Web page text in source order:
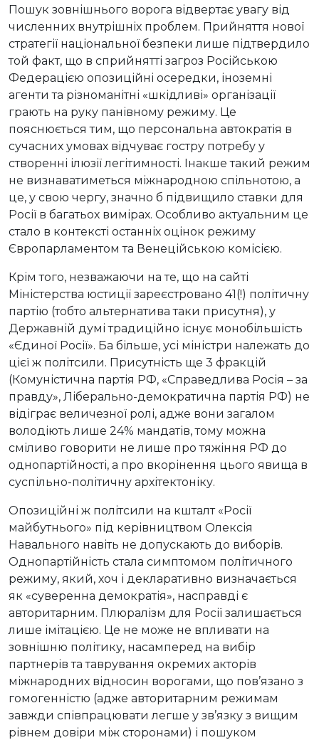
Пошук зовнішнього ворога відвертає увагу від
численних внутрішніх проблем. Прийняття нової
стратегії національної безпеки лише підтвердило
той факт, що в сприйнятті загроз Російською
Федерацією опозиційні осередки, іноземні
агенти та різноманітні «шкідливі» організації
грають на руку панівному режиму. Це
пояснюється тим, що персональна автократія в
сучасних умовах відчуває гостру потребу у
створенні ілюзії легітимності. Інакше такий режим
не визнаватиметься міжнародною спільнотою, а
це, у свою чергу, значно б підвищило ставки для
Росії в багатьох вимірах. Особливо актуальним це
стало в контексті останніх оцінок режиму
Європарламентом та Венеційською комісією.
Крім того, незважаючи на те, що на сайті
Міністерства юстиції зареєстровано 41(!) політичну
партію (тобто альтернатива таки присутня), у
Державній думі традиційно існує монобільшість
«Єдиної Росії». Ба більше, усі міністри належать до
цієї ж політсили. Присутність ще 3 фракцій
(Комуністична партія РФ, «Справедлива Росія – за
правду», Ліберально-демократична партія РФ) не
відіграє величезної ролі, адже вони загалом
володіють лише 24% мандатів, тому можна
сміливо говорити не лише про тяжіння РФ до
однопартійності, а про вкорінення цього явища в
суспільно-політичну архітектоніку.
Опозиційні ж політсили на кшталт «Росії
майбутнього» під керівництвом Олексія
Навального навіть не допускають до виборів.
Однопартійність стала симптомом політичного
режиму, який, хоч і декларативно визначається
як «суверенна демократія», насправді є
авторитарним. Плюралізм для Росії залишається
лише імітацією. Це не може не впливати на
зовнішню політику, насамперед на вибір
партнерів та таврування окремих акторів
міжнародних відносин ворогами, що пов’язано з
гомогенністю (адже авторитарним режимам
завжди співпрацювати легше у зв’язку з вищим
рівнем довіри між сторонами) і пошуком